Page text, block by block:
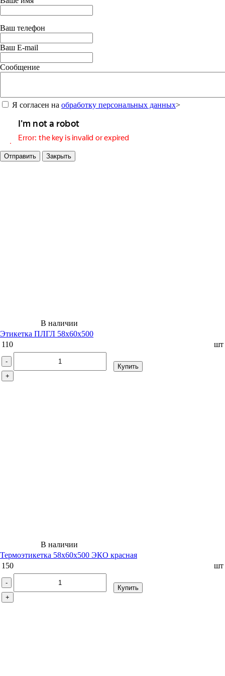
Ваш телефон
Ваш E-mail
Сообщение
Я согласен на обработку персональных данных>
Отправить Закрыть
В наличии
Этикетка ПЛГЛ 58х60х500
110
шт
-
+
Купить
В наличии
Термоэтикетка 58x60x500 ЭКО красная
150
шт
-
+
Купить